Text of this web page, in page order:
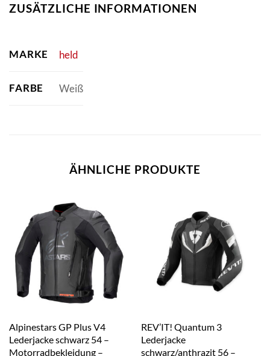
ZUSÄTZLICHE INFORMATIONEN
MARKE held
FARBE Weiß
ÄHNLICHE PRODUKTE
Alpinestars GP Plus V4
Lederjacke schwarz 54 –
Motorradbekleidung –
REV’IT! Quantum 3
Lederjacke
schwarz/anthrazit 56 –